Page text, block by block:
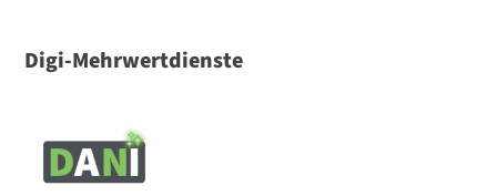
Digi-Mehrwertdienste